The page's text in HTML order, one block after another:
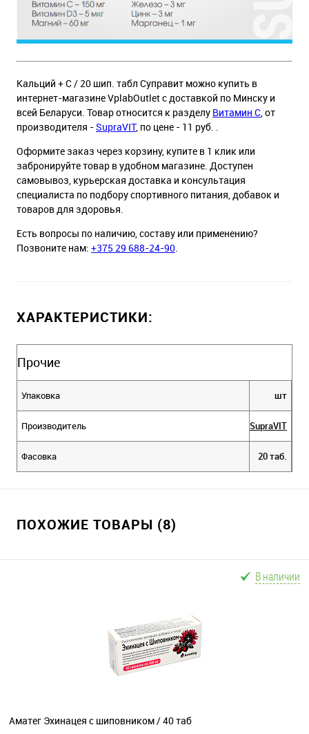
Кальций + C / 20 шип. табл Суправит можно купить в
интернет-магазине VplabOutlet с доставкой по Минску и
всей Беларуси. Товар относится к разделу Витамин С , от
производителя -SupraVIT, по цене - 11 руб. .
Оформите заказ через корзину, купите в 1 клик или
забронируйте товар в удобном магазине. Доступен
самовывоз, курьерская доставка и консультация
специалиста по подбору спортивного питания, добавок и
товаров для здоровья.
Есть вопросы по наличию, составу или применению?
Позвоните нам: +375 29 688-24-90
ХАРАКТЕРИСТИКИ:
Прочие
Упаковка шт
Производитель SupraVIT
Фасовка 20 таб.
ПОХОЖИЕ ТОВАРЫ (8)
В наличии
Аматег Эхинацея с шиповником / 40 таб